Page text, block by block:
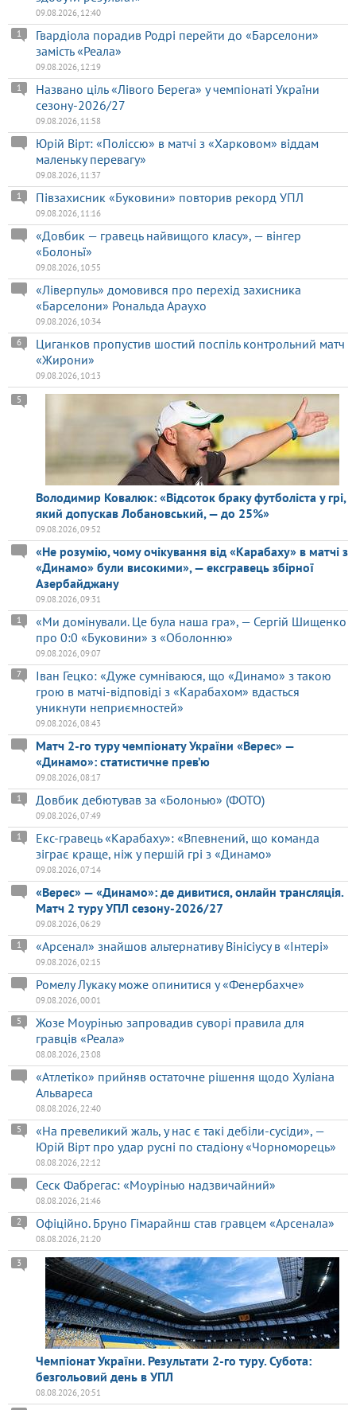
09.08.2026, 12:40
Гвардіола порадив Родрі перейти до «Барселони»
замість «Реала»
1
09.08.2026, 12:19
Названо ціль «Лівого Берега» у чемпіонаті України
сезону-2026/27
1
09.08.2026, 11:58
Юрій Вірт: «Поліссю» в матчі з «Харковом» віддам
маленьку перевагу»
09.08.2026, 11:37
Півзахисник «Буковини» повторив рекорд УПЛ
1
09.08.2026, 11:16
«Довбик — гравець найвищого класу», — вінгер
«Болоньї»
09.08.2026, 10:55
«Ліверпуль» домовився про перехід захисника
«Барселони» Рональда Араухо
09.08.2026, 10:34
Циганков пропустив шостий поспіль контрольний матч
«Жирони»
6
09.08.2026, 10:13
Володимир Ковалюк: «Відсоток браку футболіста у грі,
який допускав Лобановський, — до 25%»
5
09.08.2026, 09:52
«Не розумію, чому очікування від «Карабаху» в матчі з
«Динамо» були високими», — ексгравець збірної
Азербайджану
09.08.2026, 09:31
«Ми домінували. Це була наша гра», — Сергій Шищенко
про 0:0 «Буковини» з «Оболонню»
1
09.08.2026, 09:07
Іван Гецко: «Дуже сумніваюся, що «Динамо» з такою
грою в матчі-відповіді з «Карабахом» вдасться
уникнути неприємностей»
7
09.08.2026, 08:43
Матч 2-го туру чемпіонату України «Верес» —
«Динамо»: статистичне прев’ю
09.08.2026, 08:17
Довбик дебютував за «Болонью» (ФОТО)
1
09.08.2026, 07:49
Екс-гравець «Карабаху»: «Впевнений, що команда
зіграє краще, ніж у першій грі з «Динамо»
1
09.08.2026, 07:14
«Верес» — «Динамо»: де дивитися, онлайн трансляція.
Матч 2 туру УПЛ сезону-2026/27
09.08.2026, 06:29
«Арсенал» знайшов альтернативу Вінісіусу в «Інтері»
1
09.08.2026, 02:15
Ромелу Лукаку може опинитися у «Фенербахче»
09.08.2026, 00:01
Жозе Моурінью запровадив суворі правила для
гравців «Реала»
5
08.08.2026, 23:08
«Атлетіко» прийняв остаточне рішення щодо Хуліана
Альвареса
08.08.2026, 22:40
«На превеликий жаль, у нас є такі дебіли-сусіди», —
Юрій Вірт про удар русні по стадіону «Чорноморець»
5
08.08.2026, 22:12
Сеск Фабрегас: «Моурінью надзвичайний»
08.08.2026, 21:46
Офіційно. Бруно Гімарайнш став гравцем «Арсенала»
2
08.08.2026, 21:20
Чемпіонат України. Результати 2-го туру. Субота:
безгольовий день в УПЛ
3
08.08.2026, 20:51